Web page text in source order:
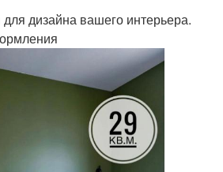
дизайна вашего интерьера.